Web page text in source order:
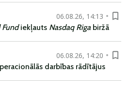
06.08.26, 14:13
Fundiekļauts Nasdaq Riga biržā
06.08.26, 14:20
darbības rādītājus